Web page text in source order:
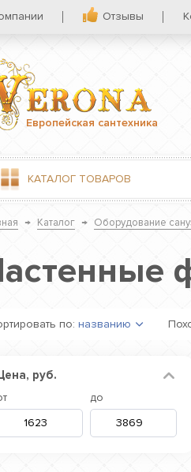
Отзывы
Европейская сантехника
КАТАЛОГ ТОВАРОВ
→ Каталог → Оборудование
по: названию
руб.
до